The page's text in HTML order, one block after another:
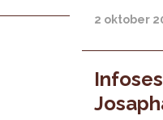
2 oktober